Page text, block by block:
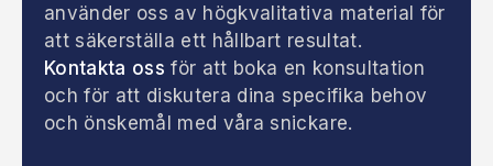
använder oss av högkvalitativa material för
att säkerställa ett hållbart resultat.
Kontakta oss för att boka en konsultation
och för att diskutera dina specifika behov
och önskemål med våra snickare.